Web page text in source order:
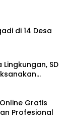
di 14 Desa
SD
dan
Gratis
Profesional